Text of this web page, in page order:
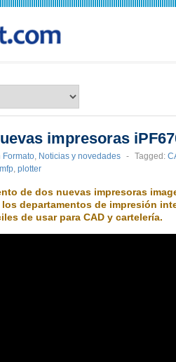
impresoras
Formato, Noticias y novedades - Tagged:
mfp, plotter
de dos nuevas impresoras
departamentos de impresión
de usar para CAD y cartelería.